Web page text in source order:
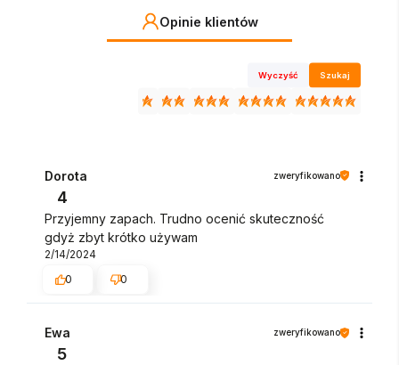
Opinie klientów
Wyczyść Szukaj
Dorota zweryfikowano
4
Przyjemny zapach. Trudno ocenić skuteczność
gdyż zbyt krótko używam
2/14/2024
0
0
Ewa zweryfikowano
5